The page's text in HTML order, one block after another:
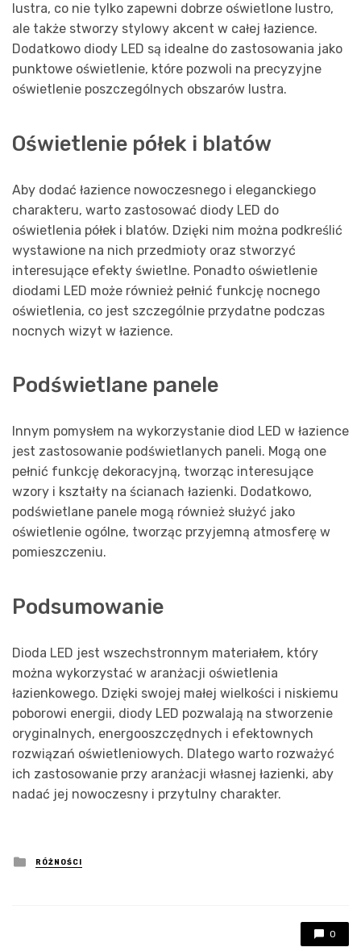
lustra, co nie tylko zapewni dobrze oświetlone lustro,
ale także stworzy stylowy akcent w całej łazience.
Dodatkowo diody LED są idealne do zastosowania jako
punktowe oświetlenie, które pozwoli na precyzyjne
oświetlenie poszczególnych obszarów lustra.
Oświetlenie półek i blatów
Aby dodać łazience nowoczesnego i eleganckiego
charakteru, warto zastosować diody LED do
oświetlenia półek i blatów. Dzięki nim można podkreślić
wystawione na nich przedmioty oraz stworzyć
interesujące efekty świetlne. Ponadto oświetlenie
diodami LED może również pełnić funkcję nocnego
oświetlenia, co jest szczególnie przydatne podczas
nocnych wizyt w łazience.
Podświetlane panele
Innym pomysłem na wykorzystanie diod LED w łazience
jest zastosowanie podświetlanych paneli. Mogą one
pełnić funkcję dekoracyjną, tworząc interesujące
wzory i kształty na ścianach łazienki. Dodatkowo,
podświetlane panele mogą również służyć jako
oświetlenie ogólne, tworząc przyjemną atmosferę w
pomieszczeniu.
Podsumowanie
Dioda LED jest wszechstronnym materiałem, który
można wykorzystać w aranżacji oświetlenia
łazienkowego. Dzięki swojej małej wielkości i niskiemu
poborowi energii, diody LED pozwalają na stworzenie
oryginalnych, energooszczędnych i efektownych
rozwiązań oświetleniowych. Dlatego warto rozważyć
ich zastosowanie przy aranżacji własnej łazienki, aby
nadać jej nowoczesny i przytulny charakter.
Posted
in
RÓŻNOŚCI
0